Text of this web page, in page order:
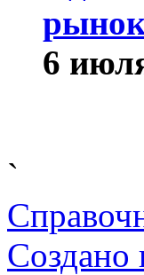
6
`
Cоздано